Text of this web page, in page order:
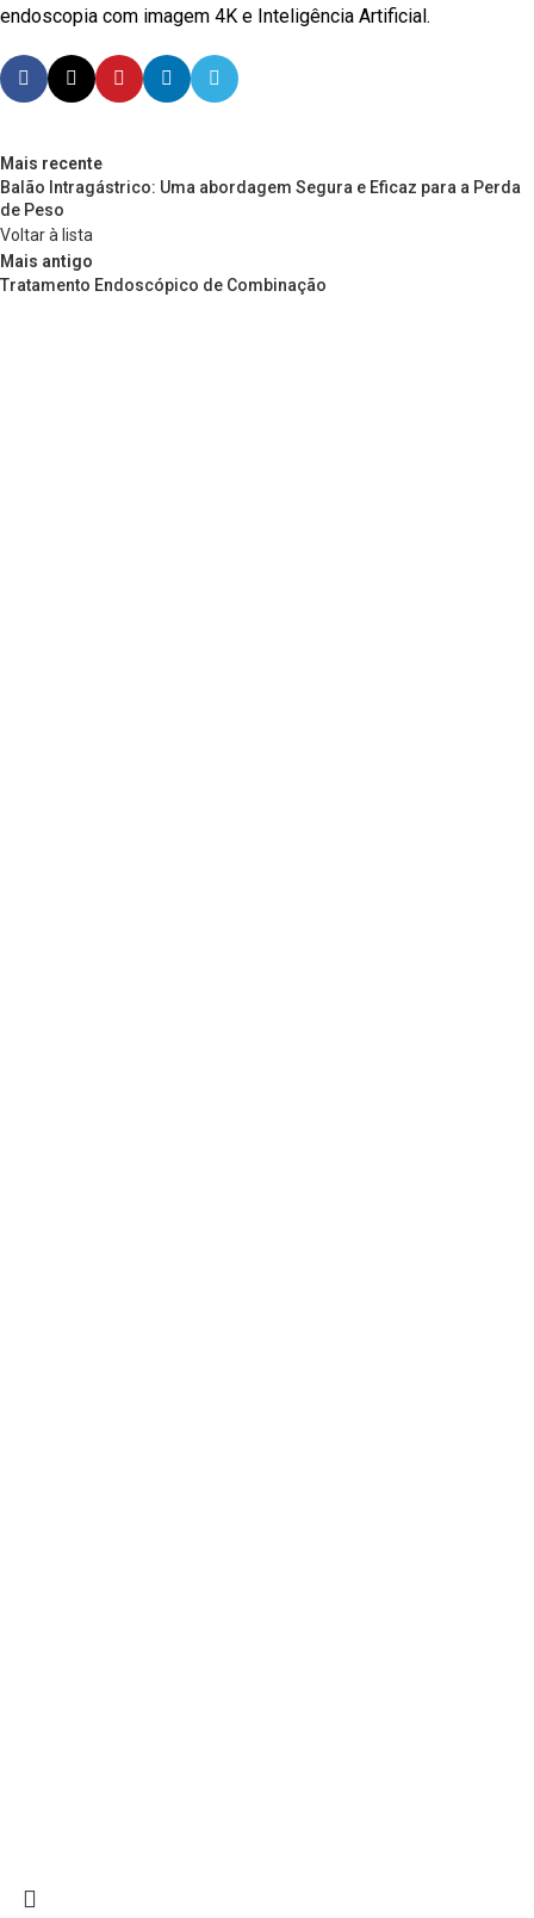
endoscopia com imagem 4K e Inteligência Artificial.
Mais recente
Balão Intragástrico: Uma abordagem Segura e Eficaz para a Perda
de Peso
Voltar à lista
Mais antigo
Tratamento Endoscópico de Combinação